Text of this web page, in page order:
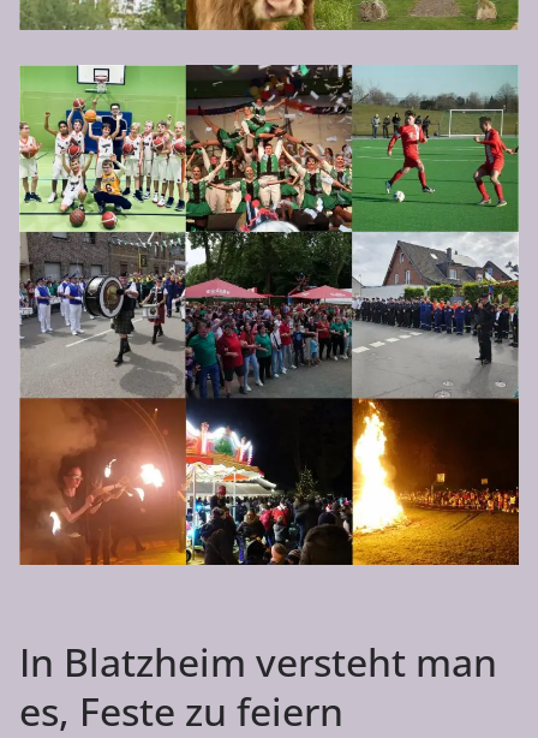
In Blatzheim versteht man
es, Feste zu feiern